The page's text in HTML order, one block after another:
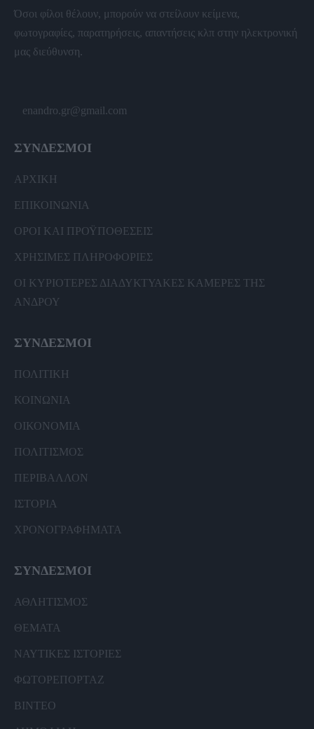
Όσοι φίλοι θέλουν, μπορούν να στείλουν κείμενα,
φωτογραφίες, παρατηρήσεις, απαντήσεις κλπ στην ηλεκτρονική
μας διεύθυνση.
enandro.gr@gmail.com
ΣΥΝΔΕΣΜΟΙ
ΑΡΧΙΚΗ
ΕΠΙΚΟΙΝΩΝΙΑ
ΟΡΟΙ ΚΑΙ ΠΡΟΫΠΟΘΕΣΕΙΣ
ΧΡΗΣΙΜΕΣ ΠΛΗΡΟΦΟΡΙΕΣ
ΟΙ ΚΥΡΙΟΤΕΡΕΣ ΔΙΑΔΥΚΤΥΑΚΕΣ ΚΑΜΕΡΕΣ ΤΗΣ
ΑΝΔΡΟΥ
ΣΥΝΔΕΣΜΟΙ
ΠΟΛΙΤΙΚΗ
ΚΟΙΝΩΝΙΑ
ΟΙΚΟΝΟΜΙΑ
ΠΟΛΙΤΙΣΜΟΣ
ΠΕΡΙΒΑΛΛΟΝ
ΙΣΤΟΡΙΑ
ΧΡΟΝΟΓΡΑΦΗΜΑΤΑ
ΣΥΝΔΕΣΜΟΙ
ΑΘΛΗΤΙΣΜΟΣ
ΘΕΜΑΤΑ
ΝΑΥΤΙΚΕΣ ΙΣΤΟΡΙΕΣ
ΦΩΤΟΡΕΠΟΡΤΑΖ
ΒΙΝΤΕΟ